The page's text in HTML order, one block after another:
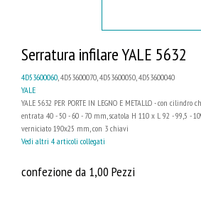
Serratura infilare YALE 5632
4D53600060, 4D53600070, 4D53600050, 4D53600040
YALE
YALE 5632 PER PORTE IN LEGNO E METALLO - con cilindro
entrata 40 - 50 - 60 - 70 mm, scatola H 110 x L 92 - 99,5 -
verniciato 190x25 mm, con 3 chiavi
Vedi altri 4 articoli collegati
confezione da 1,00 Pezzi